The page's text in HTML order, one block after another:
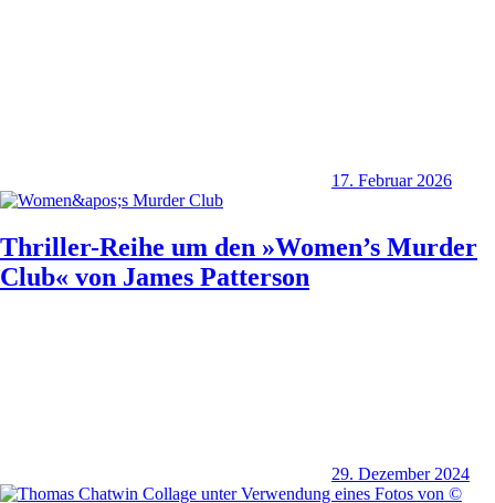
17. Februar 2026
Thriller-Reihe um den »Women’s Murder
Club« von James Patterson
29. Dezember 2024